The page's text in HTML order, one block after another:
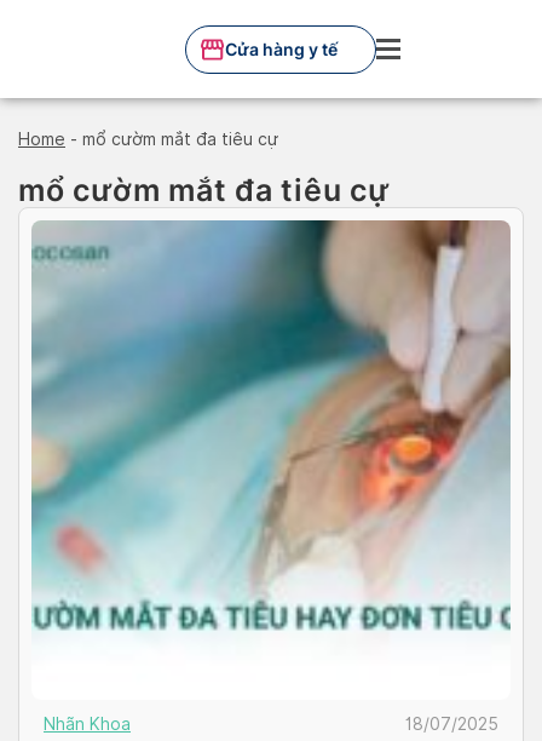
Cửa hàng y tế
Home - mổ cườm mắt đa tiêu cự
mổ cườm mắt đa tiêu cự
Nhãn Khoa 18/07/2025